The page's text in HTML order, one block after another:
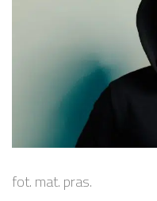
fot. mat. pras.